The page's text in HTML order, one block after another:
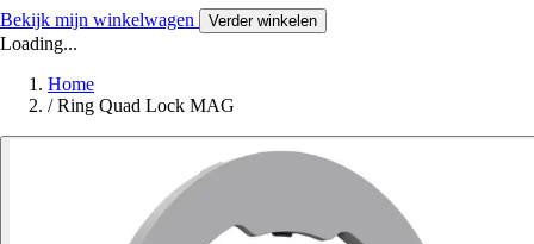
Bekijk mijn winkelwagen Verder winkelen
Loading...
Home
/ Ring Quad Lock MAG